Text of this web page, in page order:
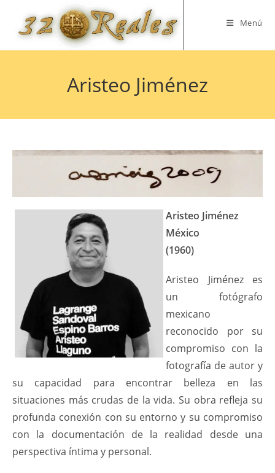
contenido
Menú
Aristeo Jiménez
Aristeo Jiménez
México
(1960)
Aristeo Jiménez es
un fotógrafo
mexicano
reconocido por su
compromiso con la
fotografía de autor y
su capacidad para encontrar belleza en las
situaciones más crudas de la vida. Su obra refleja su
profunda conexión con su entorno y su compromiso
con la documentación de la realidad desde una
perspectiva íntima y personal.